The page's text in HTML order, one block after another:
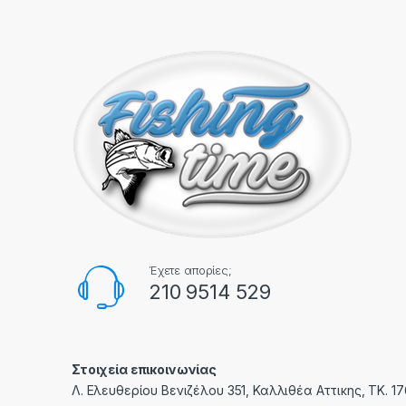
Έχετε απορίες;
210 9514 529
Στοιχεία επικοινωνίας
Λ. Ελευθερίου Βενιζέλου 351, Καλλιθέα Αττικης, ΤΚ.